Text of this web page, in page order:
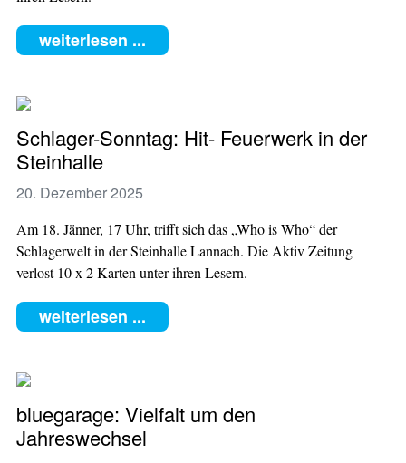
weiterlesen ...
Schlager-Sonntag: Hit- Feuerwerk in der
Steinhalle
20. Dezember 2025
Am 18. Jänner, 17 Uhr, trifft sich das „Who is Who“ der
Schlagerwelt in der Steinhalle Lannach. Die Aktiv Zeitung
verlost 10 x 2 Karten unter ihren Lesern.
weiterlesen ...
bluegarage: Vielfalt um den
Jahreswechsel